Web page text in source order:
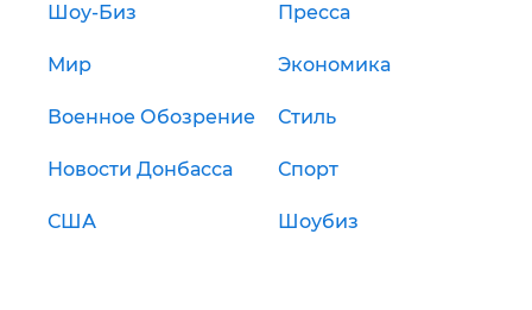
Шоу-Биз Пресса
Мир Экономика
Военное Обозрение Стиль
Новости Донбасса Спорт
США Шоубиз